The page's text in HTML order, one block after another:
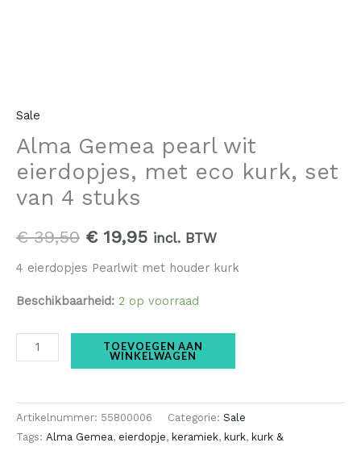
Sale
Alma Gemea pearl wit
eierdopjes, met eco kurk, set
van 4 stuks
€39,50 €19,95 incl. BTW
4 eierdopjes Pearlwit met houder kurk
Beschikbaarheid: 2 op voorraad
TOEVOEGEN AAN
WINKELWAGEN
Artikelnummer: 55800006 Categorie: Sale
Tags: Alma Gemea, eierdopje, keramiek, kurk, kurk &